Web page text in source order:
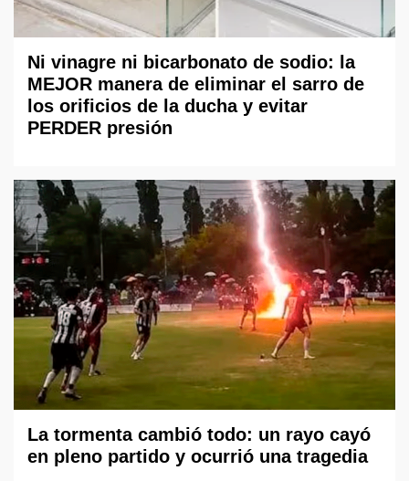
Ni vinagre ni bicarbonato de sodio: la
MEJOR manera de eliminar el sarro de
los orificios de la ducha y evitar
PERDER presión
La tormenta cambió todo: un rayo cayó
en pleno partido y ocurrió una tragedia